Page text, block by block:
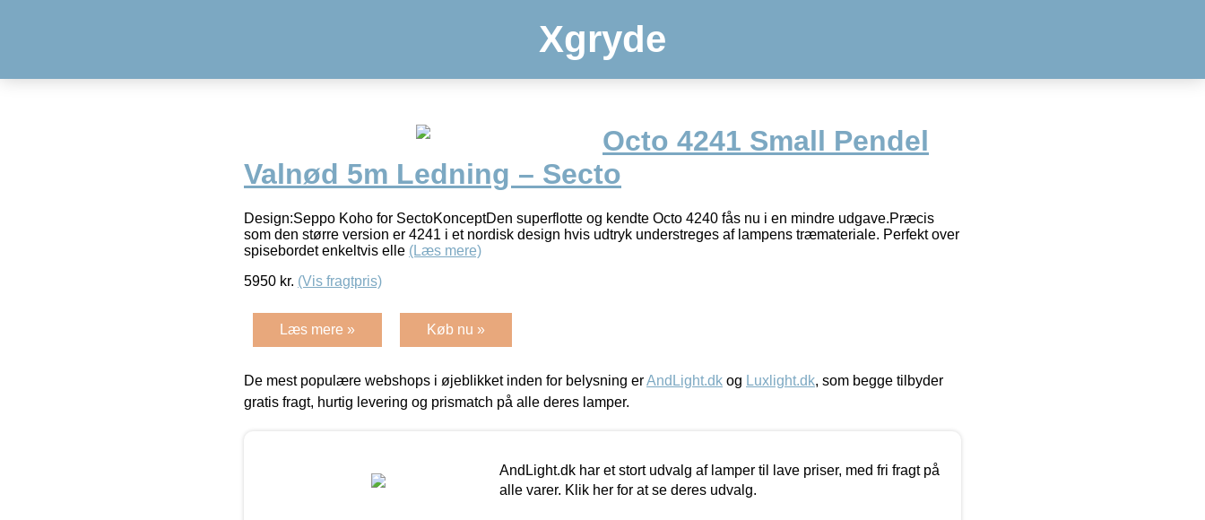
Xgryde
Octo 4241 Small Pendel
Valnød 5m Ledning – Secto
Design:Seppo Koho for SectoKonceptDen superflotte og kendte Octo 4240 fås nu i en mindre udgave.Præcis
som den større version er 4241 i et nordisk design hvis udtryk understreges af lampens træmateriale. Perfekt over
spisebordet enkeltvis elle (Læs mere)
5950 kr. (Vis fragtpris)
Læs mere » Køb nu »
De mest populære webshops i øjeblikket inden for belysning erAndLight.dk og Luxlight.dk, som begge tilbyder
gratis fragt, hurtig levering og prismatch på alle deres lamper.
AndLight.dk har et stort udvalg af lamper til lave priser, med fri fragt på
alle varer. Klik her for at se deres udvalg.